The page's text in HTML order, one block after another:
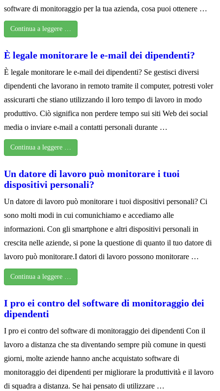
software di monitoraggio per la tua azienda, cosa puoi ottenere …
Continua a leggere …
È legale monitorare le e-mail dei dipendenti?
È legale monitorare le e-mail dei dipendenti? Se gestisci diversi
dipendenti che lavorano in remoto tramite il computer, potresti voler
assicurarti che stiano utilizzando il loro tempo di lavoro in modo
produttivo. Ciò significa non perdere tempo sui siti Web dei social
media o inviare e-mail a contatti personali durante …
Continua a leggere …
Un datore di lavoro può monitorare i tuoi
dispositivi personali?
Un datore di lavoro può monitorare i tuoi dispositivi personali? Ci
sono molti modi in cui comunichiamo e accediamo alle
informazioni. Con gli smartphone e altri dispositivi personali in
crescita nelle aziende, si pone la questione di quanto il tuo datore di
lavoro può monitorare.I datori di lavoro possono monitorare …
Continua a leggere …
I pro ei contro del software di monitoraggio dei
dipendenti
I pro ei contro del software di monitoraggio dei dipendenti Con il
lavoro a distanza che sta diventando sempre più comune in questi
giorni, molte aziende hanno anche acquistato software di
monitoraggio dei dipendenti per migliorare la produttività e il lavoro
di squadra a distanza. Se hai pensato di utilizzare …